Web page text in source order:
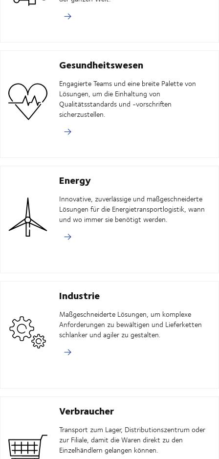
Gesundheitswesen
Engagierte Teams und eine breite Palette von
Lösungen, um die Einhaltung von
Qualitätsstandards und -vorschriften
sicherzustellen.
Energy
Innovative, zuverlässige und maßgeschneiderte
Lösungen für die Energietransportlogistik, wann
und wo immer sie benötigt werden.
Industrie
Maßgeschneiderte Lösungen, um komplexe
Anforderungen zu bewältigen und Lieferketten
schlanker und agiler zu gestalten.
Verbraucher
Transport zum Lager, Distributionszentrum oder
zur Filiale, damit die Waren direkt zu den
Einzelhändlern gelangen können.